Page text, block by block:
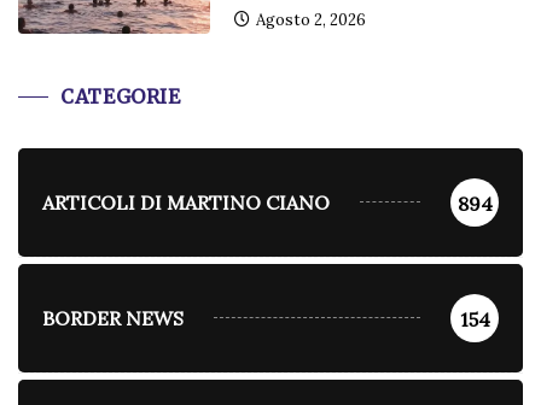
Agosto 2, 2026
CATEGORIE
ARTICOLI DI MARTINO CIANO 894
BORDER NEWS 154